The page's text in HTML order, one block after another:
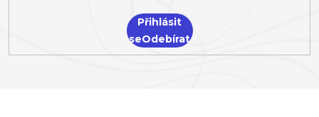
Přihlásit
se